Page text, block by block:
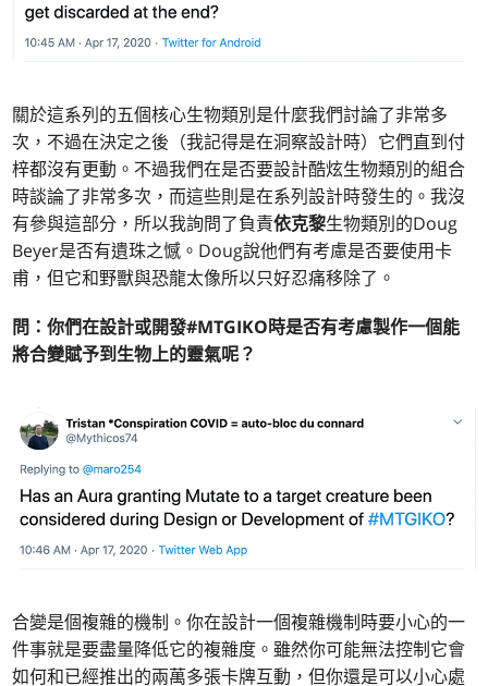
關於這系列的五個核心生物類別是什麼我們討論了非常多
次，不過在決定之後（我記得是在洞察設計時）它們直到付
梓都沒有更動。不過我們在是否要設計酷炫生物類別的組合
時談論了非常多次，而這些則是在系列設計時發生的。我沒
有參與這部分，所以我詢問了負責依克黎生物類別的Doug
Beyer是否有遺珠之憾。Doug說他們有考慮是否要使用卡
甫，但它和野獸與恐龍太像所以只好忍痛移除了。
問：你們在設計或開發#MTGIKO時是否有考慮製作一個能
將合變賦予到生物上的靈氣呢？
合變是個複雜的機制。你在設計一個複雜機制時要小心的一
件事就是要盡量降低它的複雜度。雖然你可能無法控制它會
如何和已經推出的兩萬多張卡牌互動，但你還是可以小心處